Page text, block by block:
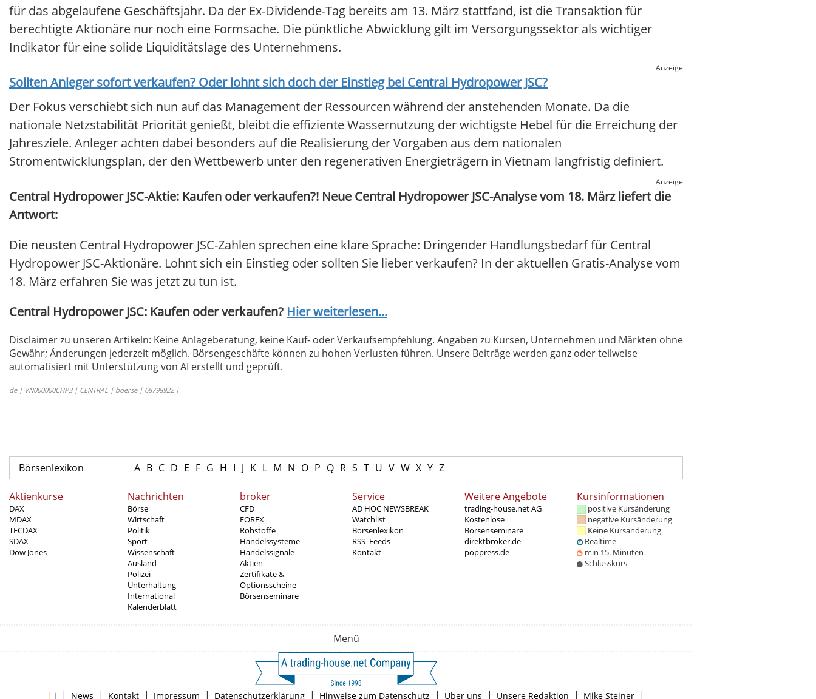
für das abgelaufene Geschäftsjahr. Da der Ex-Dividende-Tag bereits am 13. März stattfand, ist die Transaktion für
berechtigte Aktionäre nur noch eine Formsache. Die pünktliche Abwicklung gilt im Versorgungssektor als wichtiger
Indikator für eine solide Liquiditätslage des Unternehmens.
Anzeige
Sollten Anleger sofort verkaufen? Oder lohnt sich doch der Einstieg bei Central Hydropower JSC?
Der Fokus verschiebt sich nun auf das Management der Ressourcen während der anstehenden Monate. Da die
nationale Netzstabilität Priorität genießt, bleibt die effiziente Wassernutzung der wichtigste Hebel für die Erreichung der
Jahresziele. Anleger achten dabei besonders auf die Realisierung der Vorgaben aus dem nationalen
Stromentwicklungsplan, der den Wettbewerb unter den regenerativen Energieträgern in Vietnam langfristig definiert.
Anzeige
Central Hydropower JSC-Aktie: Kaufen oder verkaufen?! Neue Central Hydropower JSC-Analyse vom 18. März liefert die
Antwort:
Die neusten Central Hydropower JSC-Zahlen sprechen eine klare Sprache: Dringender Handlungsbedarf für Central
Hydropower JSC-Aktionäre. Lohnt sich ein Einstieg oder sollten Sie lieber verkaufen? In der aktuellen Gratis-Analyse vom
18. März erfahren Sie was jetzt zu tun ist.
Central Hydropower JSC: Kaufen oder verkaufen? Hier weiterlesen...
Disclaimer zu unseren Artikeln: Keine Anlageberatung, keine Kauf- oder Verkaufsempfehlung. Angaben zu Kursen, Unternehmen und Märkten ohne
Gewähr; Änderungen jederzeit möglich. Börsengeschäfte können zu hohen Verlusten führen. Unsere Beiträge werden ganz oder teilweise
automatisiert mit Unterstützung von AI erstellt und geprüft.
de | VN000000CHP3 | CENTRAL | boerse | 68798922 |
Börsenlexikon A B C D E F G H I J K L M N O P Q R S T U V W X Y Z
Aktienkurse
DAX
MDAX
TECDAX
SDAX
Dow Jones
Nachrichten
Börse
Wirtschaft
Politik
Sport
Wissenschaft
Ausland
Polizei
Unterhaltung
International
Kalenderblatt
broker
CFD
FOREX
Rohstoffe
Handelssysteme
Handelssignale
Aktien
Zertifikate &
Optionsscheine
Börsenseminare
Service
AD HOC NEWSBREAK
Watchlist
Börsenlexikon
RSS_Feeds
Kontakt
Weitere Angebote
trading-house.net AG
Kostenlose
Börsenseminare
direktbroker.de
poppress.de
Kursinformationen
positive Kursänderung
negative Kursänderung
Keine Kursänderung
Realtime
min 15. Minuten
Schlusskurs
Menü
| i | News | Kontakt | Impressum | Datenschutzerklärung | Hinweise zum Datenschutz | Über uns | Unsere Redaktion | Mike Steiner |